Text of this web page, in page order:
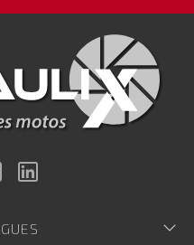
Instagram